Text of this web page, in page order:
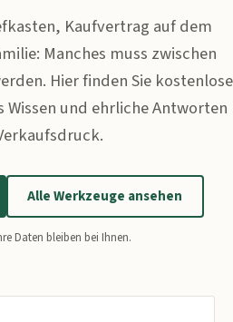
Kaufvertrag auf dem
Manches muss zwischen
Hier finden Sie kostenlose
Wissen und ehrliche Antworten
Alle Werkzeuge ansehen
Daten bleiben bei Ihnen.